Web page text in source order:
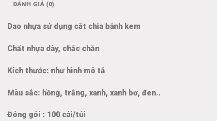
ĐÁNH GIÁ (0)
Dao nhựa sử dụng cắt chia bánh kem
Chất nhựa dày, chắc chắn
Kích thước: như hình mô tả
Màu sắc: hồng, trắng, xanh, xanh bơ, đen..
Đóng gói : 100 cái/túi